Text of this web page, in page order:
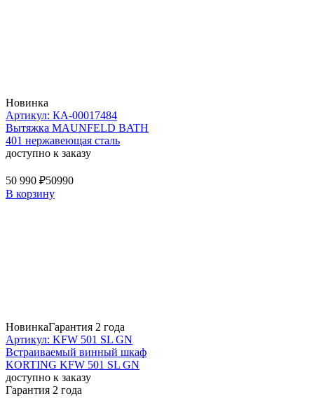
Новинка
Артикул: КА-00017484
Вытяжка MAUNFELD BATH
401 нержавеющая сталь
доступно к заказу
50 990 ₽50990
В корзину
НовинкаГарантия 2 года
Артикул: KFW 501 SL GN
Встраиваемый винный шкаф
KORTING KFW 501 SL GN
доступно к заказу
Гарантия 2 года